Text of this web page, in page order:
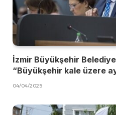
İzmir Büyükşehir
“Büyükşehir kale üzere
04/04/2025